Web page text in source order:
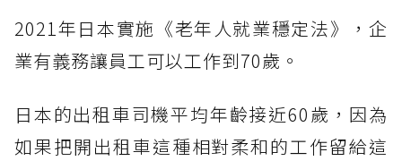
2021年日本實施《老年人就業穩定法》，企
業有義務讓員工可以工作到70歲。
日本的出租車司機平均年齡接近60歲，因為
如果把開出租車這種相對柔和的工作留給這